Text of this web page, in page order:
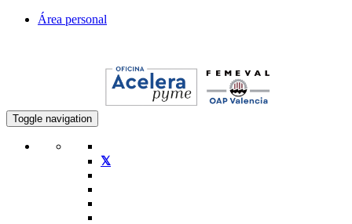
Área personal
Toggle navigation